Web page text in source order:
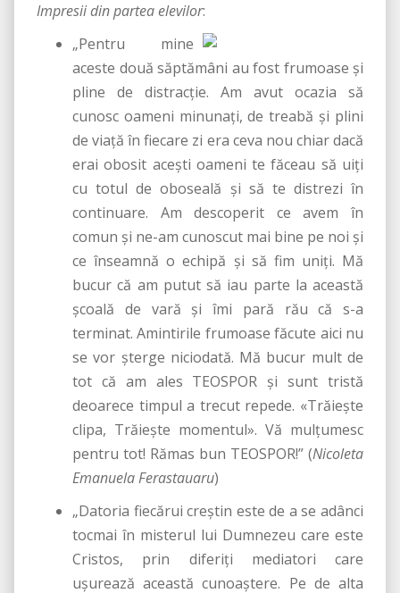
Impresii din partea elevilor:
„Pentru mine
aceste două săptămâni au fost frumoase şi
pline de distracţie. Am avut ocazia să
cunosc oameni minunaţi, de treabă şi plini
de viaţă în fiecare zi era ceva nou chiar dacă
erai obosit aceşti oameni te făceau să uiţi
cu totul de oboseală şi să te distrezi în
continuare. Am descoperit ce avem în
comun şi ne-am cunoscut mai bine pe noi şi
ce înseamnă o echipă şi să fim uniţi. Mă
bucur că am putut să iau parte la această
şcoală de vară şi îmi pară rău că s-a
terminat. Amintirile frumoase făcute aici nu
se vor şterge niciodată. Mă bucur mult de
tot că am ales TEOSPOR şi sunt tristă
deoarece timpul a trecut repede. «Trăieşte
clipa, Trăieşte momentul». Vă mulţumesc
pentru tot! Rămas bun TEOSPOR!” (Nicoleta
Emanuela Ferastauaru)
„Datoria fiecărui creştin este de a se adânci
tocmai în misterul lui Dumnezeu care este
Cristos, prin diferiţi mediatori care
uşurează această cunoaştere. Pe de alta